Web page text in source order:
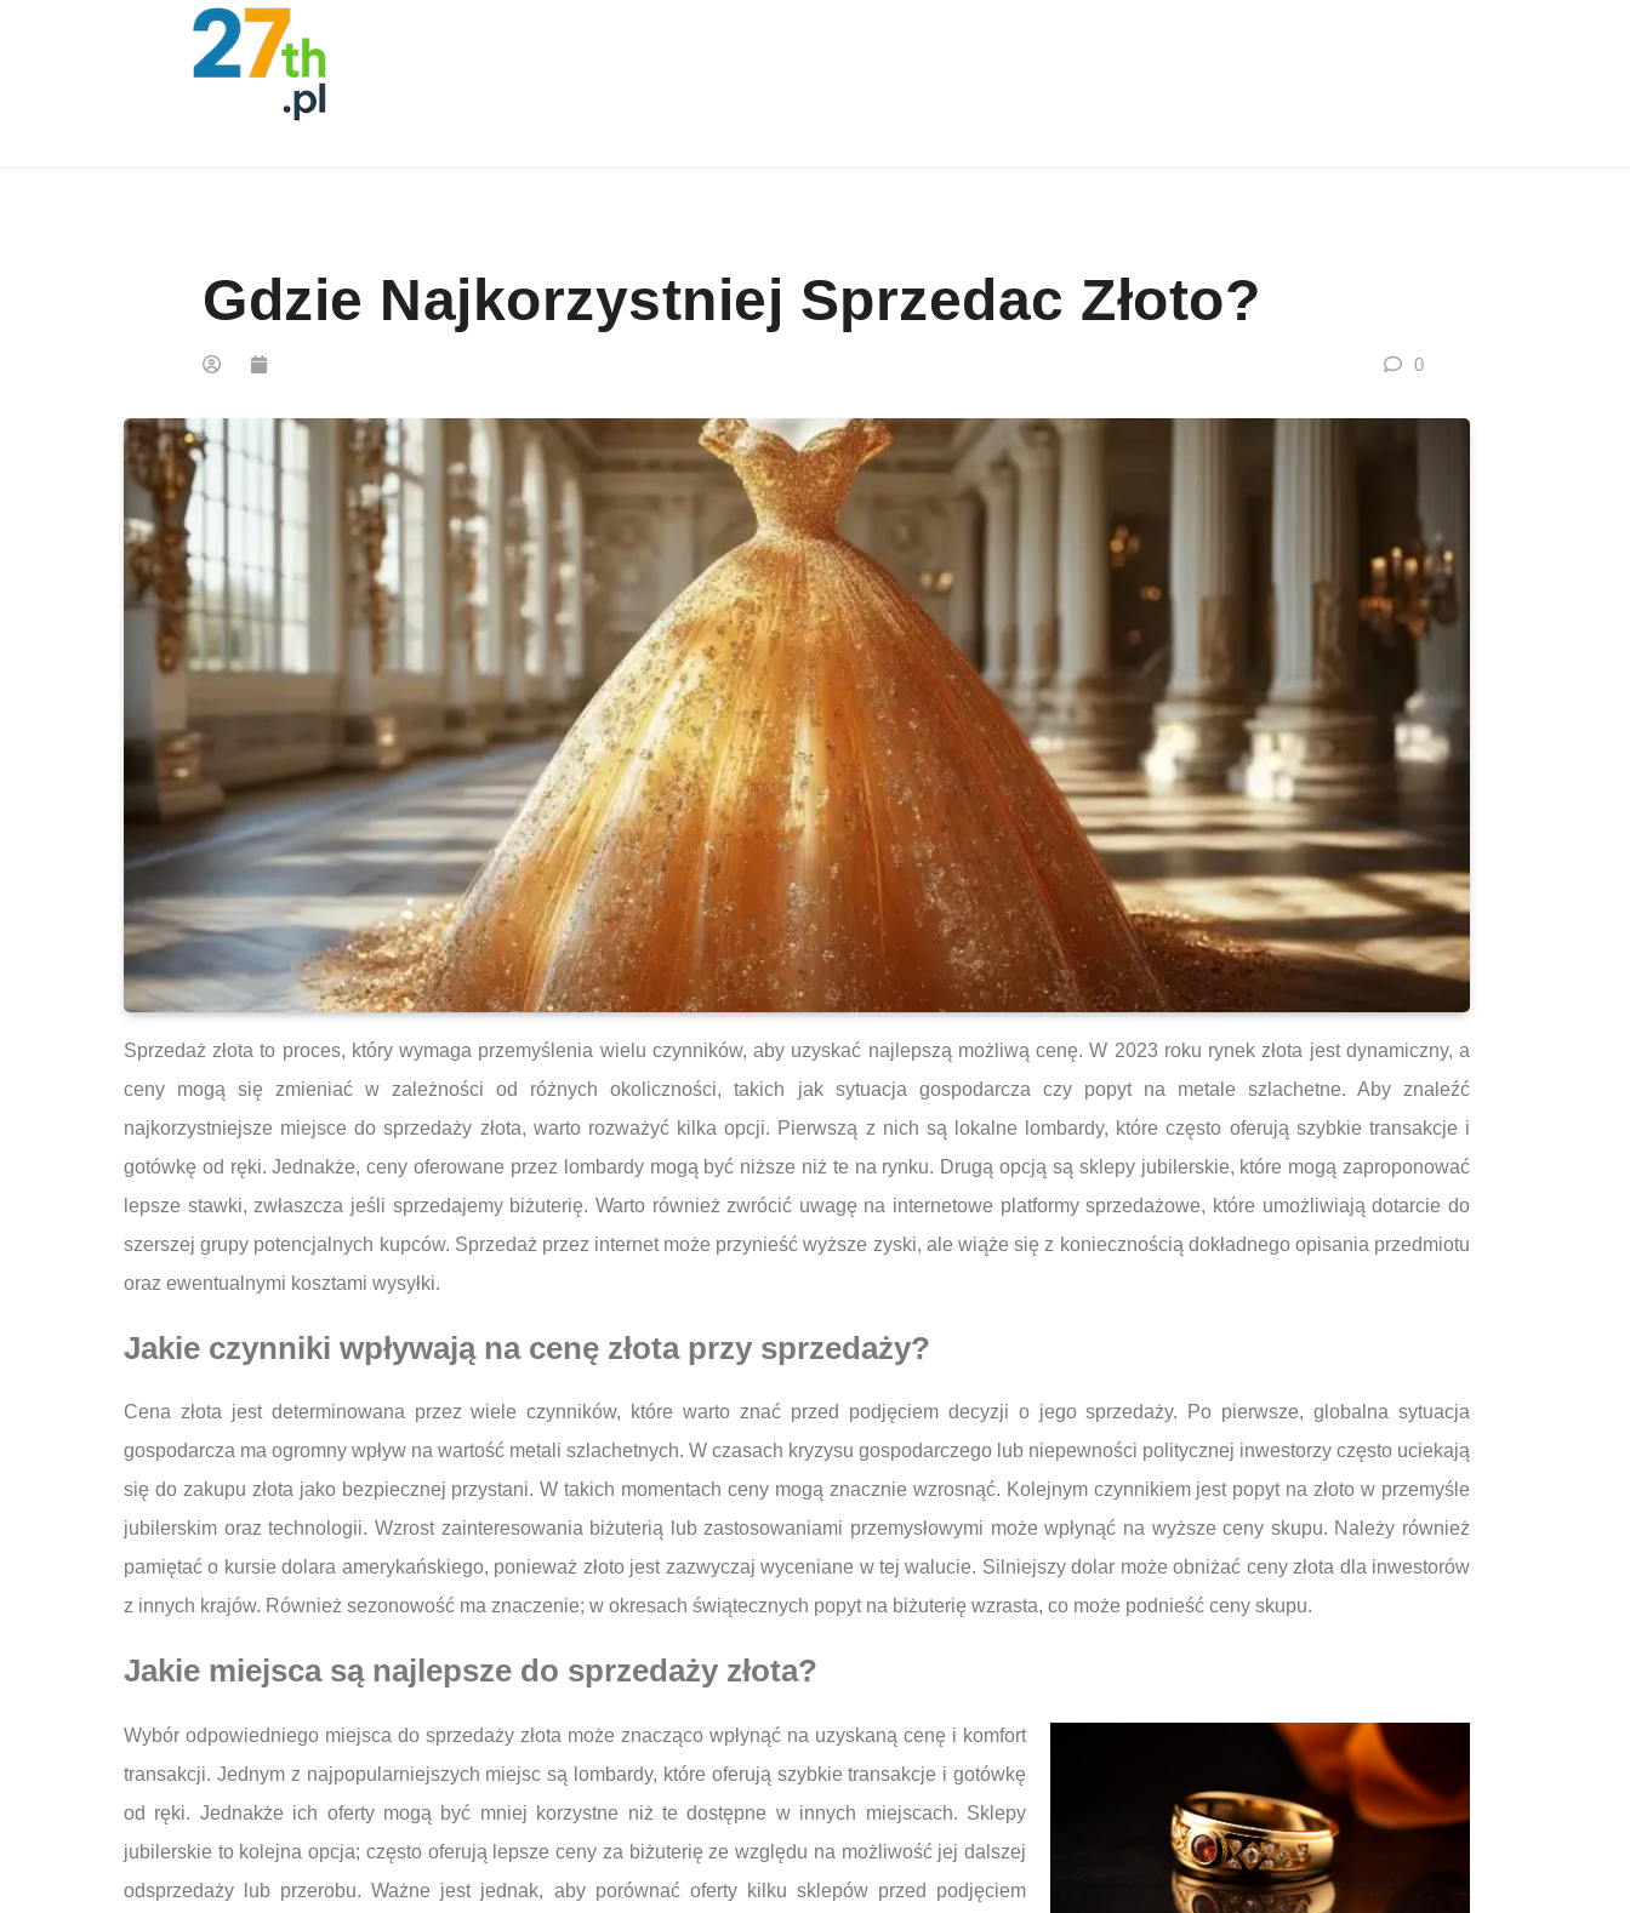
Gdzie Najkorzystniej Sprzedac Złoto?
0
Sprzedaż złota to proces, który wymaga przemyślenia wielu czynników, aby uzyskać najlepszą możliwą cenę. W 2023 roku rynek złota jest dynamiczny, a
ceny mogą się zmieniać w zależności od różnych okoliczności, takich jak sytuacja gospodarcza czy popyt na metale szlachetne. Aby znaleźć
najkorzystniejsze miejsce do sprzedaży złota, warto rozważyć kilka opcji. Pierwszą z nich są lokalne lombardy, które często oferują szybkie transakcje i
gotówkę od ręki. Jednakże, ceny oferowane przez lombardy mogą być niższe niż te na rynku. Drugą opcją są sklepy jubilerskie, które mogą zaproponować
lepsze stawki, zwłaszcza jeśli sprzedajemy biżuterię. Warto również zwrócić uwagę na internetowe platformy sprzedażowe, które umożliwiają dotarcie do
szerszej grupy potencjalnych kupców. Sprzedaż przez internet może przynieść wyższe zyski, ale wiąże się z koniecznością dokładnego opisania przedmiotu
oraz ewentualnymi kosztami wysyłki.
Jakie czynniki wpływają na cenę złota przy sprzedaży?
Cena złota jest determinowana przez wiele czynników, które warto znać przed podjęciem decyzji o jego sprzedaży. Po pierwsze, globalna sytuacja
gospodarcza ma ogromny wpływ na wartość metali szlachetnych. W czasach kryzysu gospodarczego lub niepewności politycznej inwestorzy często uciekają
się do zakupu złota jako bezpiecznej przystani. W takich momentach ceny mogą znacznie wzrosnąć. Kolejnym czynnikiem jest popyt na złoto w przemyśle
jubilerskim oraz technologii. Wzrost zainteresowania biżuterią lub zastosowaniami przemysłowymi może wpłynąć na wyższe ceny skupu. Należy również
pamiętać o kursie dolara amerykańskiego, ponieważ złoto jest zazwyczaj wyceniane w tej walucie. Silniejszy dolar może obniżać ceny złota dla inwestorów
z innych krajów. Również sezonowość ma znaczenie; w okresach świątecznych popyt na biżuterię wzrasta, co może podnieść ceny skupu.
Jakie miejsca są najlepsze do sprzedaży złota?
Wybór odpowiedniego miejsca do sprzedaży złota może znacząco wpłynąć na uzyskaną cenę i komfort
transakcji. Jednym z najpopularniejszych miejsc są lombardy, które oferują szybkie transakcje i gotówkę
od ręki. Jednakże ich oferty mogą być mniej korzystne niż te dostępne w innych miejscach. Sklepy
jubilerskie to kolejna opcja; często oferują lepsze ceny za biżuterię ze względu na możliwość jej dalszej
odsprzedaży lub przerobu. Ważne jest jednak, aby porównać oferty kilku sklepów przed podjęciem